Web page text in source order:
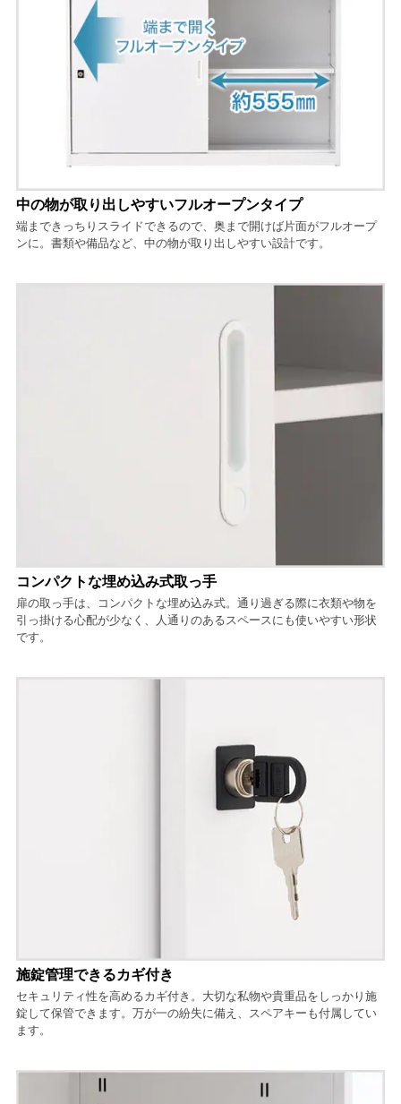
中の物が取り出しやすいフルオープンタイプ
端まできっちりスライドできるので、奥まで開けば片面がフルオープ
ンに。書類や備品など、中の物が取り出しやすい設計です。
コンパクトな埋め込み式取っ手
扉の取っ手は、コンパクトな埋め込み式。通り過ぎる際に衣類や物を
引っ掛ける心配が少なく、人通りのあるスペースにも使いやすい形状
です。
施錠管理できるカギ付き
セキュリティ性を高めるカギ付き。大切な私物や貴重品をしっかり施
錠して保管できます。万が一の紛失に備え、スペアキーも付属してい
ます。